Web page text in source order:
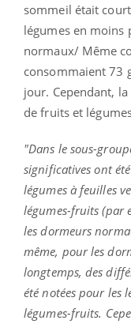
sommeil était
légumes en moins
normaux/ Même
consommaient 73
jour. Cependant,
de fruits et
"Dans le sous-
significatives ont
légumes à feuilles
légumes-fruits (par
les dormeurs
même, pour les
longtemps, des
été notées pour les
légumes-fruits.